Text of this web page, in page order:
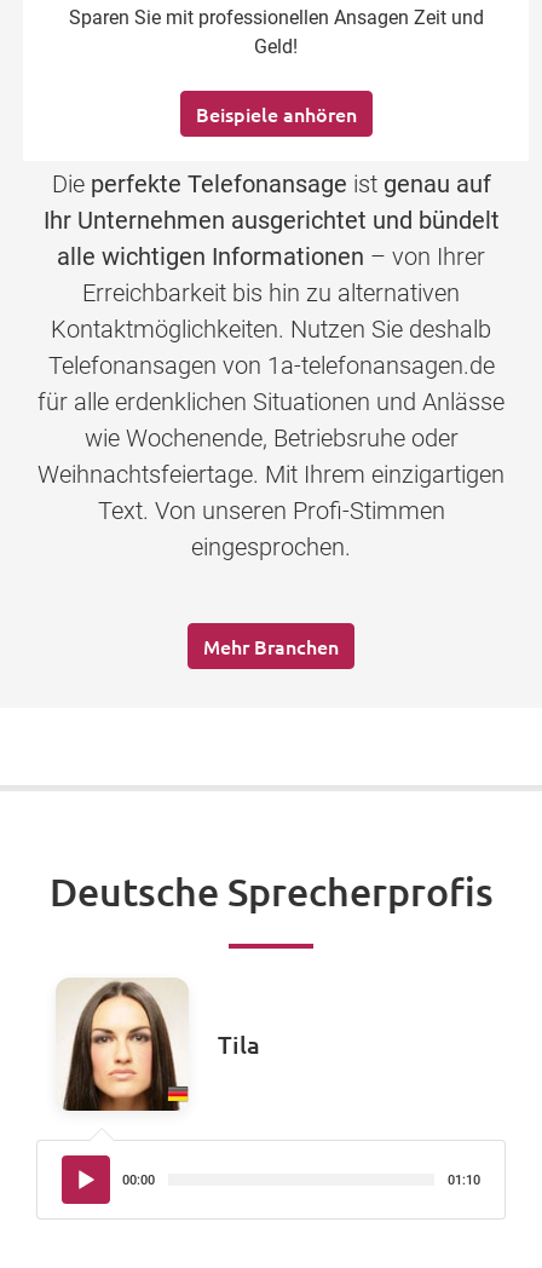
Sparen Sie mit professionellen Ansagen Zeit und
Geld!
Beispiele anhören
Die perfekte Telefonansage ist genau auf
Ihr Unternehmen ausgerichtet und bündelt
alle wichtigen Informationen – von Ihrer
Erreichbarkeit bis hin zu alternativen
Kontaktmöglichkeiten. Nutzen Sie deshalb
Telefonansagen von 1a-telefonansagen.de
für alle erdenklichen Situationen und Anlässe
wie Wochenende, Betriebsruhe oder
Weihnachtsfeiertage. Mit Ihrem einzigartigen
Text. Von unseren Profi-Stimmen
eingesprochen.
Mehr Branchen
Deutsche Sprecherprofis
Tila
Audio-
Player
00:00 01:10